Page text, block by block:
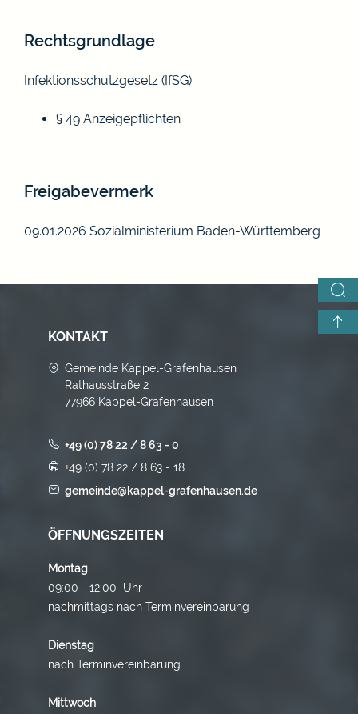
Rechtsgrundlage
Infektionsschutzgesetz (IfSG):
§ 49 Anzeigepflichten
Freigabevermerk
09.01.2026 Sozialministerium Baden-Württemberg
KONTAKT
Gemeinde Kappel-Grafenhausen
Rathausstraße 2
77966 Kappel-Grafenhausen
+49 (0) 78 22 / 8 63 - 0
+49 (0) 78 22 / 8 63 - 18
gemeinde@kappel-grafenhausen.de
ÖFFNUNGSZEITEN
Montag
09:00 - 12:00 Uhr
nachmittags nach Terminvereinbarung
Dienstag
nach Terminvereinbarung
Mittwoch